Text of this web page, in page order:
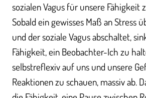
sozialen Vagus für unsere Fähigkeit
Sobald ein gewisses Maß an Stress
und der soziale Vagus abschaltet,
Fähigkeit, ein Beobachter-Ich zu
selbstreflexiv auf uns und unsere
Reaktionen zu schauen, massiv ab.